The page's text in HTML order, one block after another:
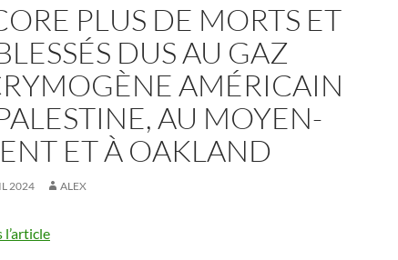
PLUS DE MORTS ET
DUS AU GAZ
AMÉRICAIN
AU MOYEN-
ET À OAKLAND
2024 ALEX
l’article